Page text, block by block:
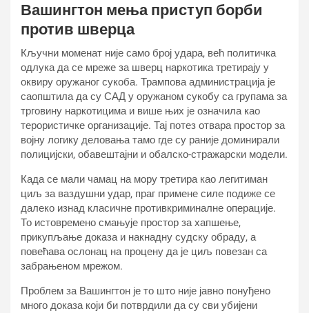
Вашингтон мења приступ борби
против шверца
Кључни моменат није само број удара, већ политичка
одлука да се мреже за шверц наркотика третирају у
оквиру оружаног сукоба. Трампова администрација је
саопштила да су САД у оружаном сукобу са групама за
трговину наркотицима и више њих је означила као
терористичке организације. Тај потез отвара простор за
војну логику деловања тамо где су раније доминирали
полицијски, обавештајни и обалско-стражарски модели.
Када се мали чамац на мору третира као легитиман
циљ за ваздушни удар, праг примене силе подиже се
далеко изнад класичне противкриминалне операције.
То истовремено смањује простор за хапшење,
прикупљање доказа и накнадну судску обраду, а
повећава ослонац на процену да је циљ повезан са
забрањеном мрежом.
Проблем за Вашингтон је то што није јавно понуђено
много доказа који би потврдили да су сви убијени